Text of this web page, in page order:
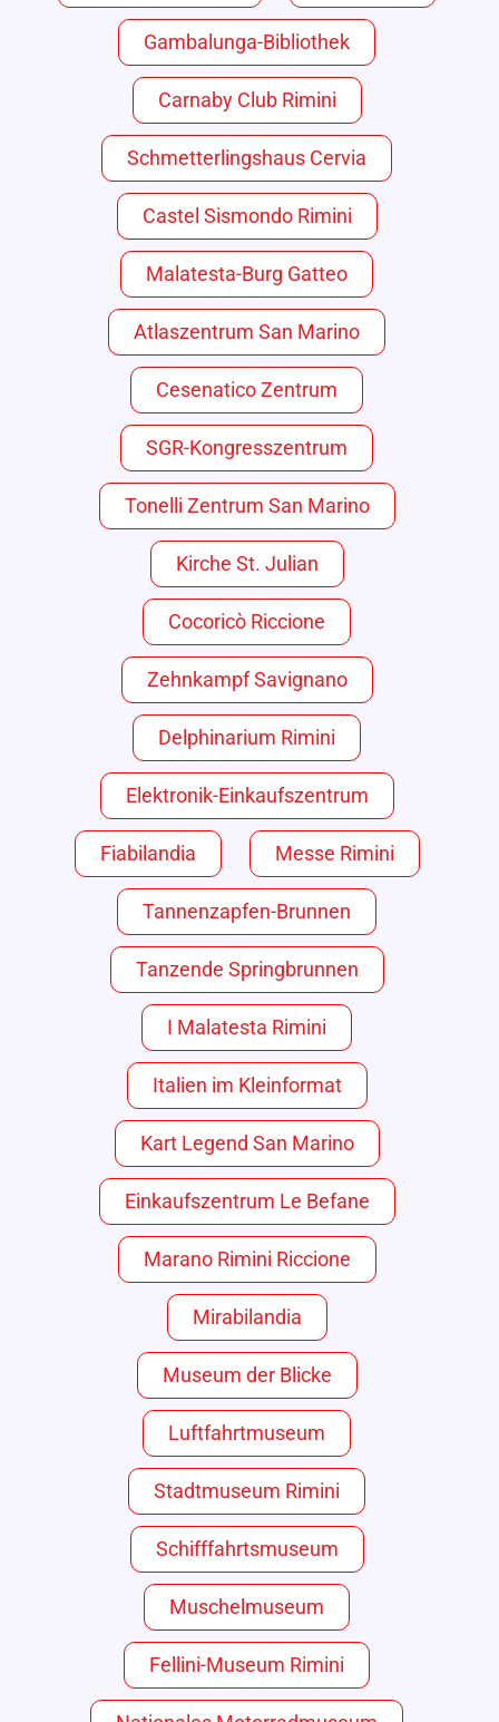
Gambalunga-Bibliothek
Carnaby Club Rimini
Schmetterlingshaus Cervia
Castel Sismondo Rimini
Malatesta-Burg Gatteo
Atlaszentrum San Marino
Cesenatico Zentrum
SGR-Kongresszentrum
Tonelli Zentrum San Marino
Kirche St. Julian
Cocoricò Riccione
Zehnkampf Savignano
Delphinarium Rimini
Elektronik-Einkaufszentrum
Fiabilandia Messe Rimini
Tannenzapfen-Brunnen
Tanzende Springbrunnen
I Malatesta Rimini
Italien im Kleinformat
Kart Legend San Marino
Einkaufszentrum Le Befane
Marano Rimini Riccione
Mirabilandia
Museum der Blicke
Luftfahrtmuseum
Stadtmuseum Rimini
Schifffahrtsmuseum
Muschelmuseum
Fellini-Museum Rimini